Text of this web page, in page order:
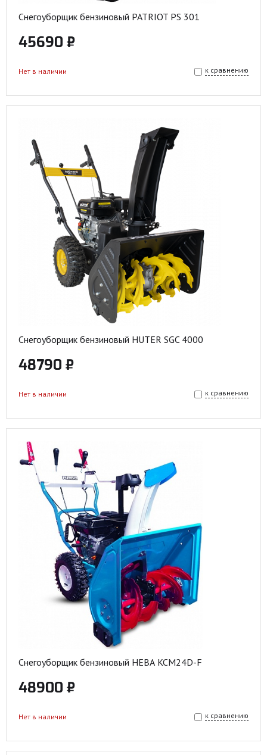
Снегоуборщик бензиновый PATRIOT PS 301
45690 ₽
к сравнению
Нет в наличии
Снегоуборщик бензиновый HUTER SGC 4000
48790 ₽
к сравнению
Нет в наличии
Снегоуборщик бензиновый НЕВА KCM24D-F
48900 ₽
к сравнению
Нет в наличии